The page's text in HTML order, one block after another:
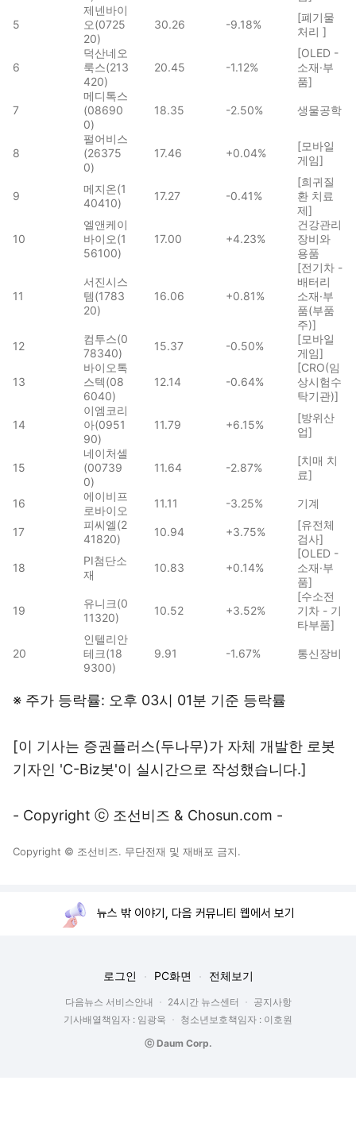
5
제넨바이
오(0725
20)
30.26 -9.18%
[폐기물
처리 ]
6
덕산네오
룩스(213
420)
20.45 -1.12%
[OLED -
소재·부
품]
7
메디톡스
(08690
0)
18.35 -2.50% 생물공학
8
펄어비스
(26375
0)
17.46 +0.04%
[모바일
게임]
9
메지온(1
40410)
17.27 -0.41%
[희귀질
환 치료
제]
10
엘앤케이
바이오(1
56100)
17.00 +4.23%
건강관리
장비와
용품
11
서진시스
템(1783
20)
16.06 +0.81%
[전기차 -
배터리
소재·부
품(부품
주)]
12
컴투스(0
78340)
15.37 -0.50%
[모바일
게임]
13
바이오톡
스텍(08
6040)
12.14 -0.64%
[CRO(임
상시험수
탁기관)]
14
이엠코리
아(0951
90)
11.79 +6.15%
[방위산
업]
15
네이처셀
(00739
0)
11.64 -2.87%
[치매 치
료]
16
에이비프
로바이오
11.11 -3.25% 기계
17
피씨엘(2
41820)
10.94 +3.75%
[유전체
검사]
18
PI첨단소
재
10.83 +0.14%
[OLED -
소재·부
품]
19
유니크(0
11320)
10.52 +3.52%
[수소전
기차 - 기
타부품]
20
인텔리안
테크(18
9300)
9.91 -1.67% 통신장비
※ 주가 등락률: 오후 03시 01분 기준 등락률
[이 기사는 증권플러스(두나무)가 자체 개발한 로봇
기자인 'C-Biz봇'이 실시간으로 작성했습니다.]
- Copyright ⓒ 조선비즈 & Chosun.com -
Copyright © 조선비즈. 무단전재 및 재배포 금지.
뉴스 밖 이야기, 다음 커뮤니티 웹에서 보기
로그인 PC화면 전체보기
다음뉴스 서비스안내 24시간 뉴스센터
공지사항
기사배열책임자 : 임광욱
청소년보호책임자 : 이호원
ⓒ Daum Corp.